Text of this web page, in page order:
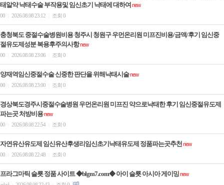
태알약 낙­태수술 부작용및 임신초기 낙­태에 대하여new
00
2026.08.08 23:12 조회 0
충청북도 중절수술병원비용 청주시 청원구 우먼온리원 미프진비용/금액/후기 임신중
절유도제성분 복용후주의사항new
00
2026.08.08 23:06 조회 0
양재역임신중절수술 신중한 판단을 위해낙­태시술new
00
2026.08.08 23:00 조회 0
경상북도경주시중절수술병원 우먼온리원 미프진 약으로낙태한 후기 임신중절유도제
파는곳 처방비용new
00
2026.08.08 22:54 조회 0
자연유산유도제 임신유산후생리임신초기낙태유도제 정품파는곳추천new
00
2026.08.08 22:48 조회 0
프라그마틱 슬룟 정품 사이트 ◆blgm7.com◆ 아이 슬룟 아시아 게이밍new